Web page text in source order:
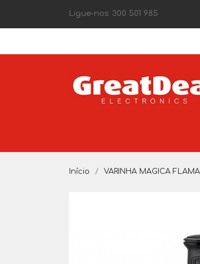
Ligue-nos: 300 501 985
Início VARINHA MAGICA